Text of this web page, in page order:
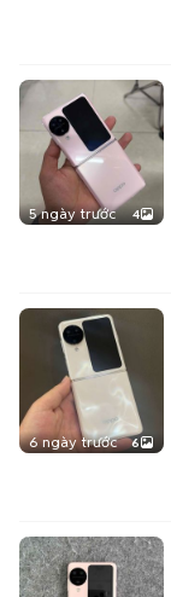
5 ngày trước 4
6 ngày trước 6